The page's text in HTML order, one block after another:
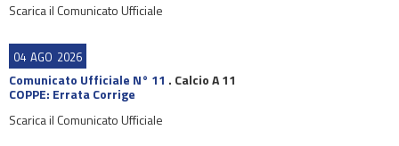
Scarica il Comunicato Ufficiale
04 AGO 2026
Comunicato Ufficiale N° 11 . Calcio A 11
COPPE: Errata Corrige
Scarica il Comunicato Ufficiale